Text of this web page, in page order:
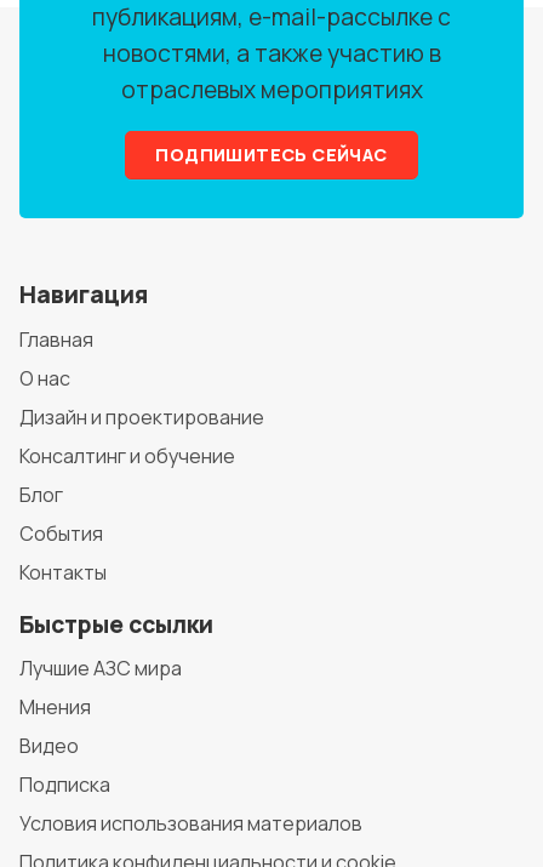
публикациям, e-mail-рассылке с
новостями, а также участию в
отраслевых мероприятиях
ПОДПИШИТЕСЬ СЕЙЧАС
Навигация
Главная
О нас
Дизайн и проектирование
Консалтинг и обучение
Блог
События
Контакты
Быстрые ссылки
Лучшие АЗС мира
Мнения
Видео
Подписка
Условия использования материалов